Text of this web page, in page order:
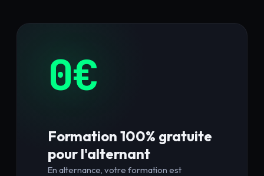
0€
Formation 100% gratuite
pour l'alternant
En alternance, votre formation est